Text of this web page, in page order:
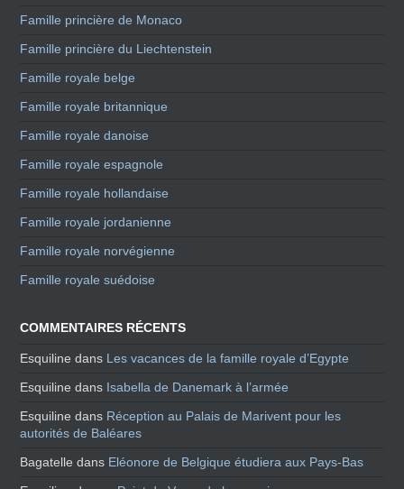
Famille princière de Monaco
Famille princière du Liechtenstein
Famille royale belge
Famille royale britannique
Famille royale danoise
Famille royale espagnole
Famille royale hollandaise
Famille royale jordanienne
Famille royale norvégienne
Famille royale suédoise
COMMENTAIRES RÉCENTS
Esquiline dans Les vacances de la famille royale d’Egypte
Esquiline dans Isabella de Danemark à l’armée
Esquiline dans Réception au Palais de Marivent pour les
autorités de Baléares
Bagatelle dans Eléonore de Belgique étudiera aux Pays-Bas